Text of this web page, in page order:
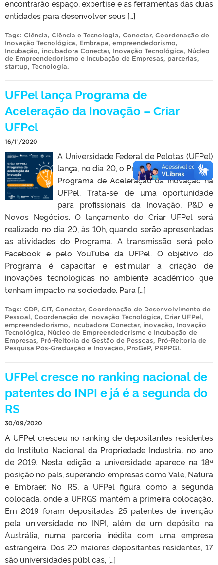
encontrarão espaço, expertise e as ferramentas das duas
entidades para desenvolver seus […]
Tags: Ciência, Ciência e Tecnologia, Conectar, Coordenação de
Inovação Tecnológica, Embrapa, empreendedorismo,
Incubação, incubadora Conectar, Inovação Tecnológica, Núcleo
de Empreendedorismo e Incubação de Empresas, parcerias,
startup, Tecnologia.
UFPel lança Programa de
Aceleração da Inovação – Criar
UFPel
16/11/2020
A Universidade Federal de Pelotas (UFPel)
lança, no dia 20, o Programa Criar UFPel –
Programa de Aceleração da Inovação na
UFPel. Trata-se de uma oportunidade
para profissionais da Inovação, P&D e
Novos Negócios. O lançamento do Criar UFPel será
realizado no dia 20, às 10h, quando serão apresentadas
as atividades do Programa. A transmissão será pelo
Facebook e pelo YouTube da UFPel. O objetivo do
Programa é capacitar e estimular a criação de
inovações tecnológicas no ambiente acadêmico que
tenham impacto na sociedade. Para […]
Tags: CDP, CIT, Conectar, Coordenação de Desenvolvimento de
Pessoal, Coordenação de Inovação Tecnológica, Criar UFPel,
empreendedorismo, incubadora Conectar, inovação, Inovação
Tecnológica, Núcleo de Empreendedorismo e Incubação de
Empresas, Pró-Reitoria de Gestão de Pessoas, Pró-Reitoria de
Pesquisa Pós-Graduação e Inovação, ProGeP, PRPPGI.
UFPel cresce no ranking nacional de
patentes do INPI e já é a segunda do
RS
30/09/2020
A UFPel cresceu no ranking de depositantes residentes
do Instituto Nacional da Propriedade Industrial no ano
de 2019. Nesta edição a universidade aparece na 18ª
posição no país, superando empresas como Vale, Natura
e Embraer. No RS, a UFPel figura como a segunda
colocada, onde a UFRGS mantém a primeira colocação.
Em 2019 foram depositadas 25 patentes de invenção
pela universidade no INPI, além de um depósito na
Austrália, numa parceria inédita com uma empresa
estrangeira. Dos 20 maiores depositantes residentes, 17
são universidades públicas, […]